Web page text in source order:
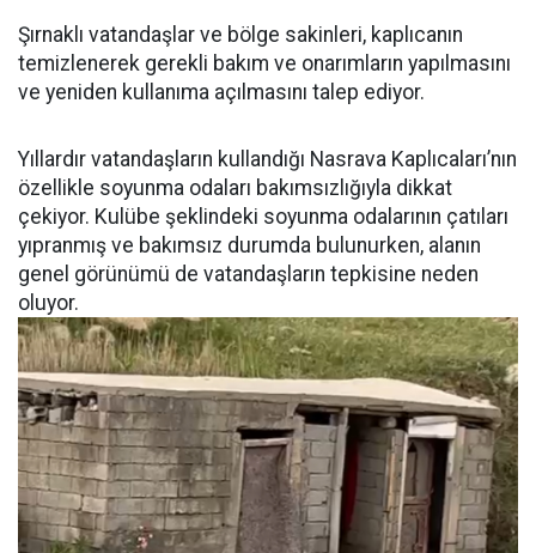
Şırnaklı vatandaşlar ve bölge sakinleri, kaplıcanın
temizlenerek gerekli bakım ve onarımların yapılmasını
ve yeniden kullanıma açılmasını talep ediyor.
Yıllardır vatandaşların kullandığı Nasrava Kaplıcaları’nın
özellikle soyunma odaları bakımsızlığıyla dikkat
çekiyor. Kulübe şeklindeki soyunma odalarının çatıları
yıpranmış ve bakımsız durumda bulunurken, alanın
genel görünümü de vatandaşların tepkisine neden
oluyor.